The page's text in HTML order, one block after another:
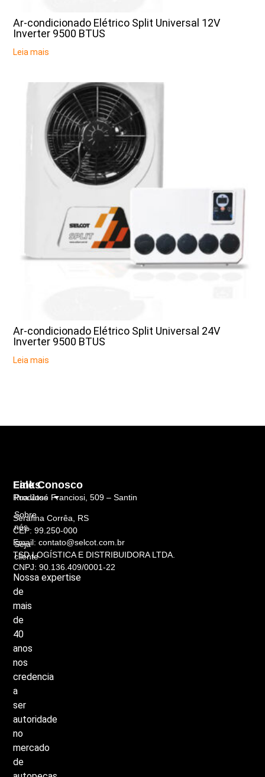
Ar-condicionado Elétrico Split Universal 12V
Inverter 9500 BTUS
Leia mais
Ar-condicionado Elétrico Split Universal 24V
Inverter 9500 BTUS
Leia mais
Nossaexpertise
de
mais
de
40
anos
nos
credencia
a
ser
autoridade
no
mercado
de
Links
Produtos
Sobre
nós
Seja
cliente
Fale Conosco
Rua José Franciosi, 509 – Santin
Serafina Corrêa, RS
CEP: 99.250-000
Email: contato@selcot.com.br
TSD LOGÍSTICA E DISTRIBUIDORA LTDA.
CNPJ: 90.136.409/0001-22